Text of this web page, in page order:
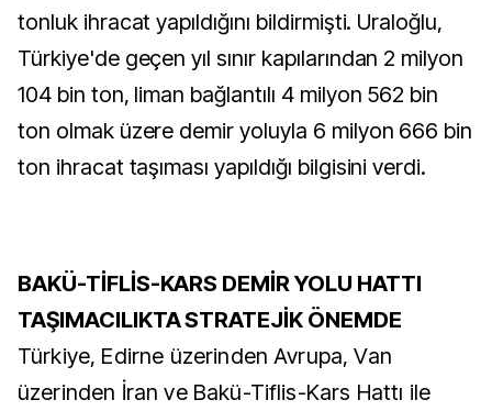
tonluk ihracat yapıldığını bildirmişti. Uraloğlu,
Türkiye'de geçen yıl sınır kapılarından 2 milyon
104 bin ton, liman bağlantılı 4 milyon 562 bin
ton olmak üzere demir yoluyla 6 milyon 666 bin
ton ihracat taşıması yapıldığı bilgisini verdi.
BAKÜ-TİFLİS-KARS DEMİR YOLU HATTI
TAŞIMACILIKTA STRATEJİK ÖNEMDE
Türkiye, Edirne üzerinden Avrupa, Van
üzerinden İran ve Bakü-Tiflis-Kars Hattı ile